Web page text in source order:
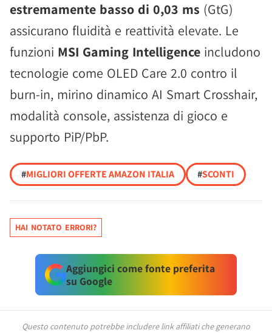
estremamente basso di 0,03 ms (GtG)
assicurano fluidità e reattività elevate. Le
funzioni MSI Gaming Intelligence includono
tecnologie come OLED Care 2.0 contro il
burn-in, mirino dinamico AI Smart Crosshair,
modalità console, assistenza di gioco e
supporto PiP/PbP.
#MIGLIORI OFFERTE AMAZON ITALIA #SCONTI
HAI NOTATO ERRORI?
Aggiungici come fonte preferita
su Google
Questo contenuto potrebbe includere link affiliati che generano